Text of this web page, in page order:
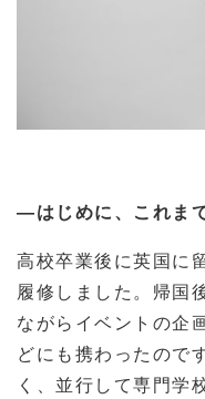
―はじめに、これま
高校卒業後に英国に
履修しました。帰国
ながらイベントの企
どにも携わったので
く、並行して専門学